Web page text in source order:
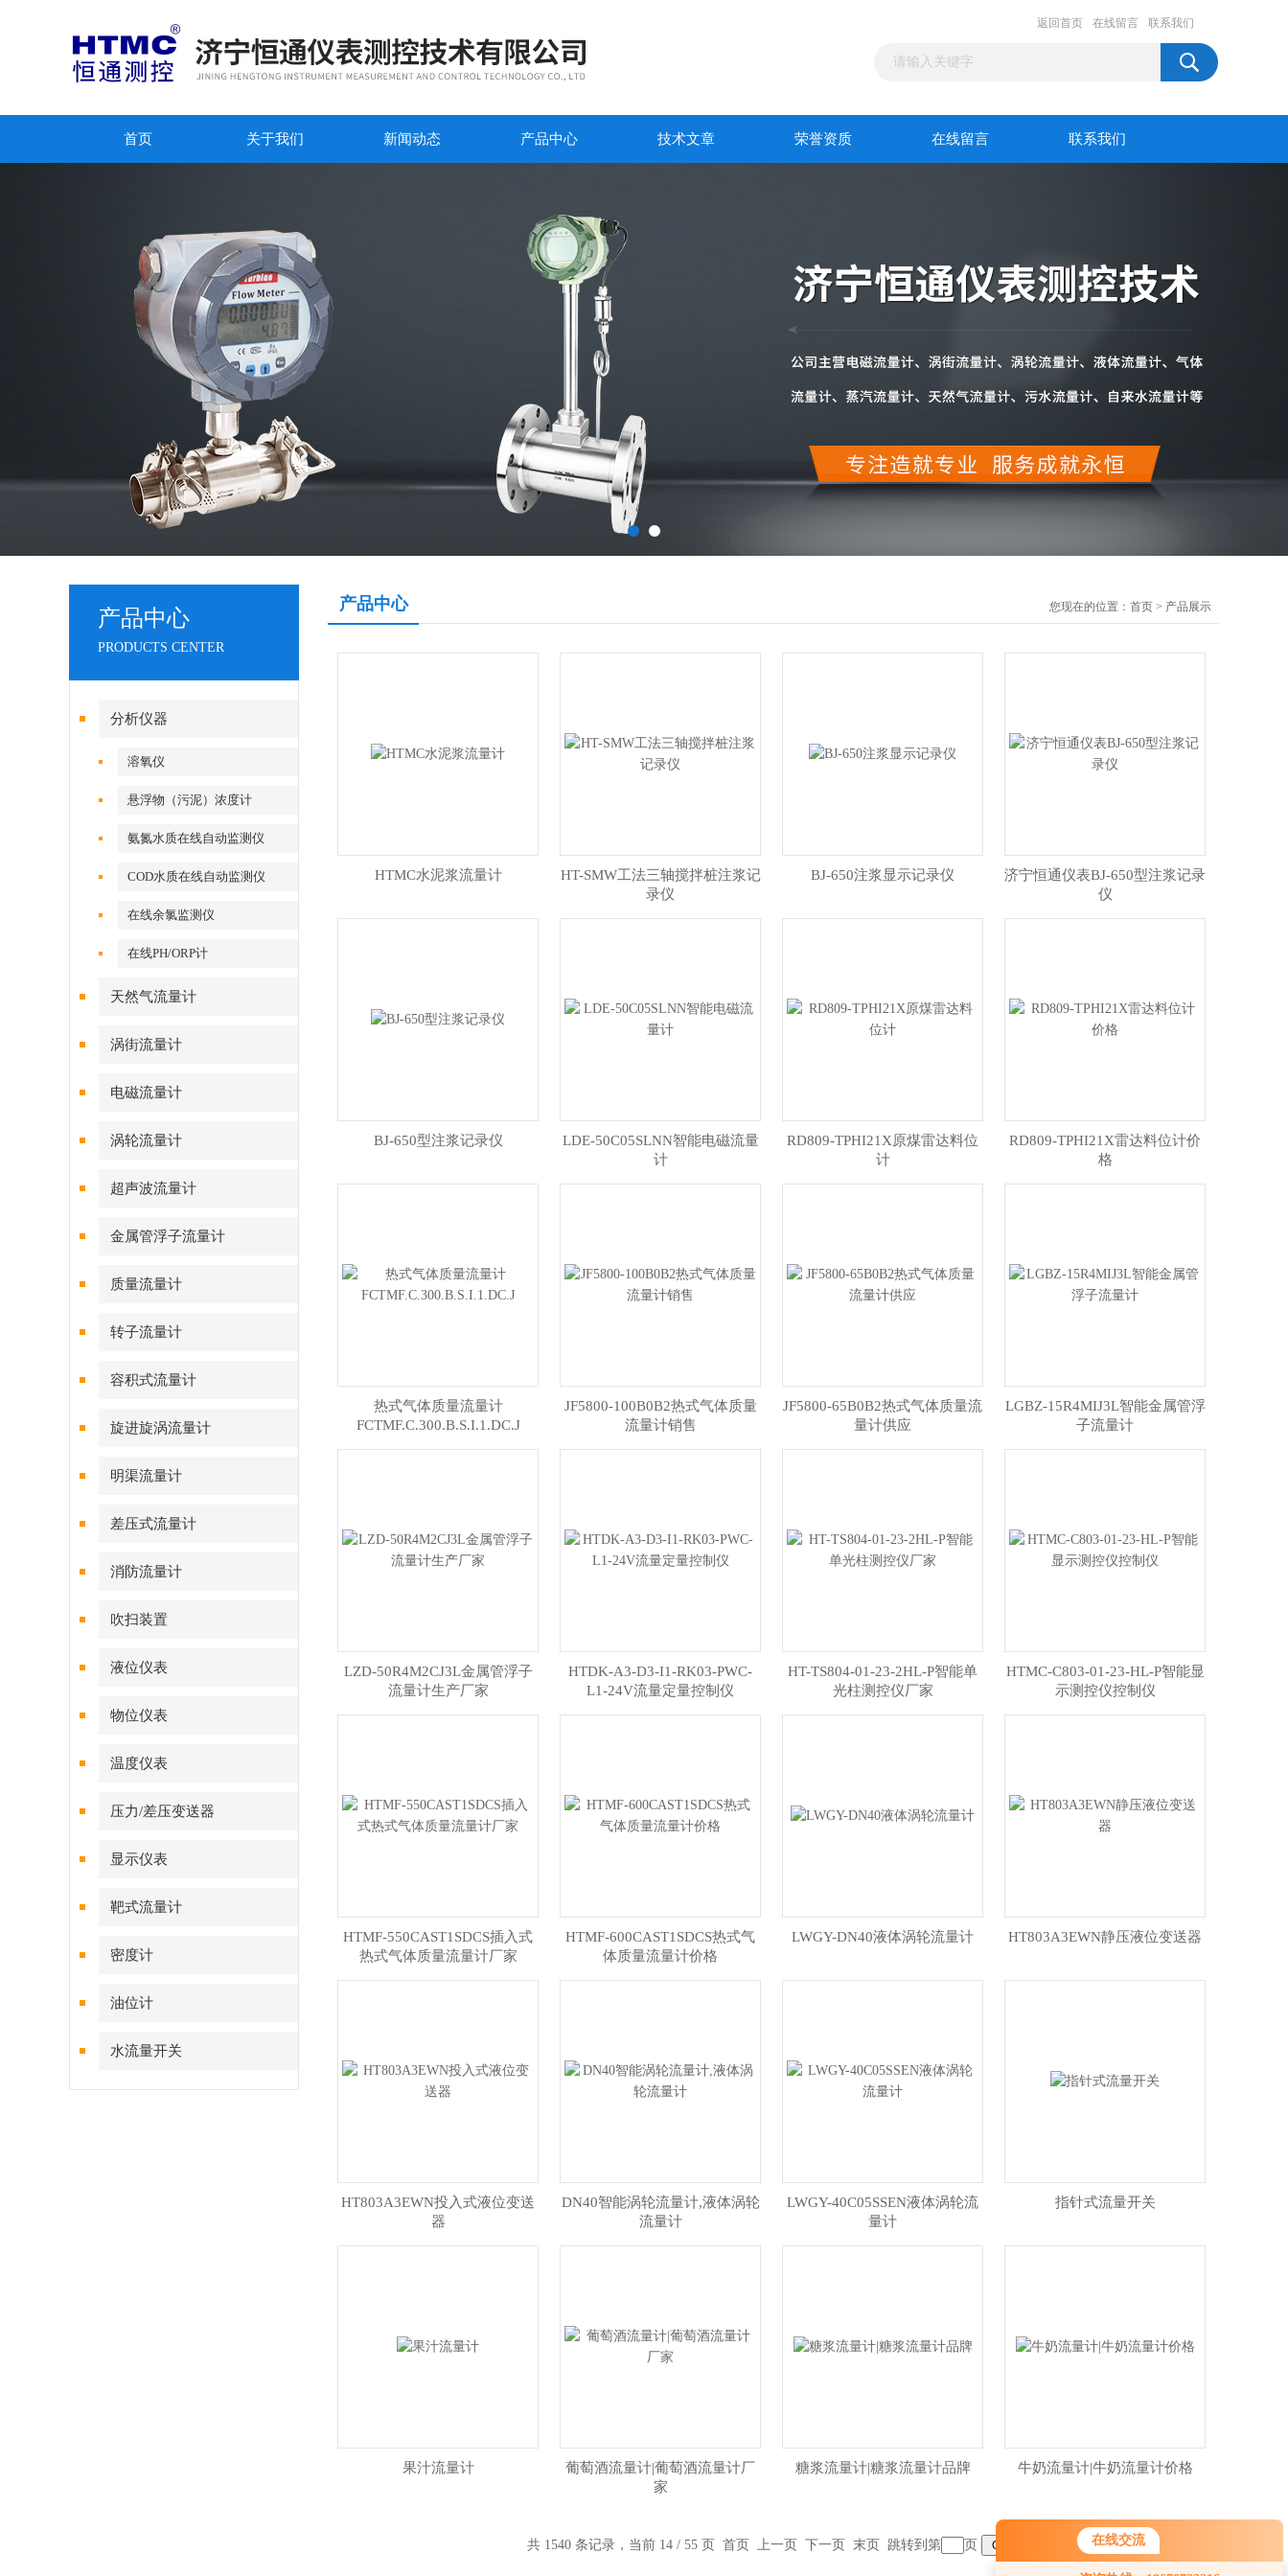
在线交流
您好！欢迎前来咨询，很高兴为您
返回首页 在线留言 联系我们
首页 关于我们 新闻动态 产品中心 技术文章 荣誉资质 在线留言 联系我们
产品中心
PRODUCTS CENTER
分析仪器
溶氧仪
悬浮物（污泥）浓度计
氨氮水质在线自动监测仪
COD水质在线自动监测仪
在线余氯监测仪
在线PH/ORP计
天然气流量计
涡街流量计
电磁流量计
涡轮流量计
超声波流量计
金属管浮子流量计
质量流量计
转子流量计
容积式流量计
旋进旋涡流量计
明渠流量计
差压式流量计
消防流量计
吹扫装置
液位仪表
物位仪表
温度仪表
压力/差压变送器
显示仪表
靶式流量计
密度计
油位计
水流量开关
产品中心 您现在的位置： 首页 > 产品展示
HTMC水泥浆流量计
HT-SMW工法三轴搅拌桩注浆记
录仪
BJ-650注浆显示记录仪
济宁恒通仪表BJ-650型注浆记录
仪
BJ-650型注浆记录仪
LDE-50C05SLNN智能电磁流量
计
RD809-TPHI21X原煤雷达料位
计
RD809-TPHI21X雷达料位计价
格
热式气体质量流量计
FCTMF.C.300.B.S.I.1.DC.J
JF5800-100B0B2热式气体质量
流量计销售
JF5800-65B0B2热式气体质量流
量计供应
LGBZ-15R4MIJ3L智能金属管浮
子流量计
LZD-50R4M2CJ3L金属管浮子
流量计生产厂家
HTDK-A3-D3-I1-RK03-PWC-
L1-24V流量定量控制仪
HT-TS804-01-23-2HL-P智能单
光柱测控仪厂家
HTMC-C803-01-23-HL-P智能显
示测控仪控制仪
HTMF-550CAST1SDCS插入式
热式气体质量流量计厂家
HTMF-600CAST1SDCS热式气
体质量流量计价格
LWGY-DN40液体涡轮流量计 HT803A3EWN静压液位变送器
HT803A3EWN投入式液位变送
器
DN40智能涡轮流量计,液体涡轮
流量计
LWGY-40C05SSEN液体涡轮流
量计
指针式流量开关
果汁流量计
葡萄酒流量计|葡萄酒流量计厂
家
糖浆流量计|糖浆流量计品牌 牛奶流量计|牛奶流量计价格
共 1540 条记录，当前 14 / 55 页 首页 上一页 下一页 末页 跳转到第 页